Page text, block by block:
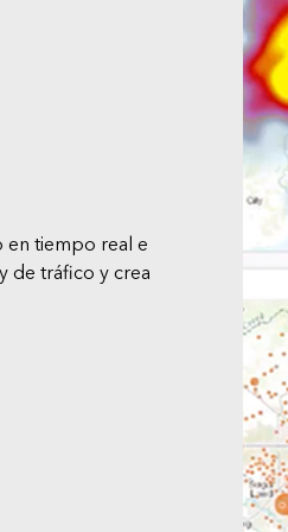
en tiempo real e
de tráfico y crea